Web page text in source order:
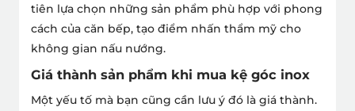
tiên lựa chọn những sản phẩm phù hợp với phong
cách của căn bếp, tạo điểm nhấn thẩm mỹ cho
không gian nấu nướng.
Giá thành sản phẩm khi mua kệ góc inox
Một yếu tố mà bạn cũng cần lưu ý đó là giá thành.